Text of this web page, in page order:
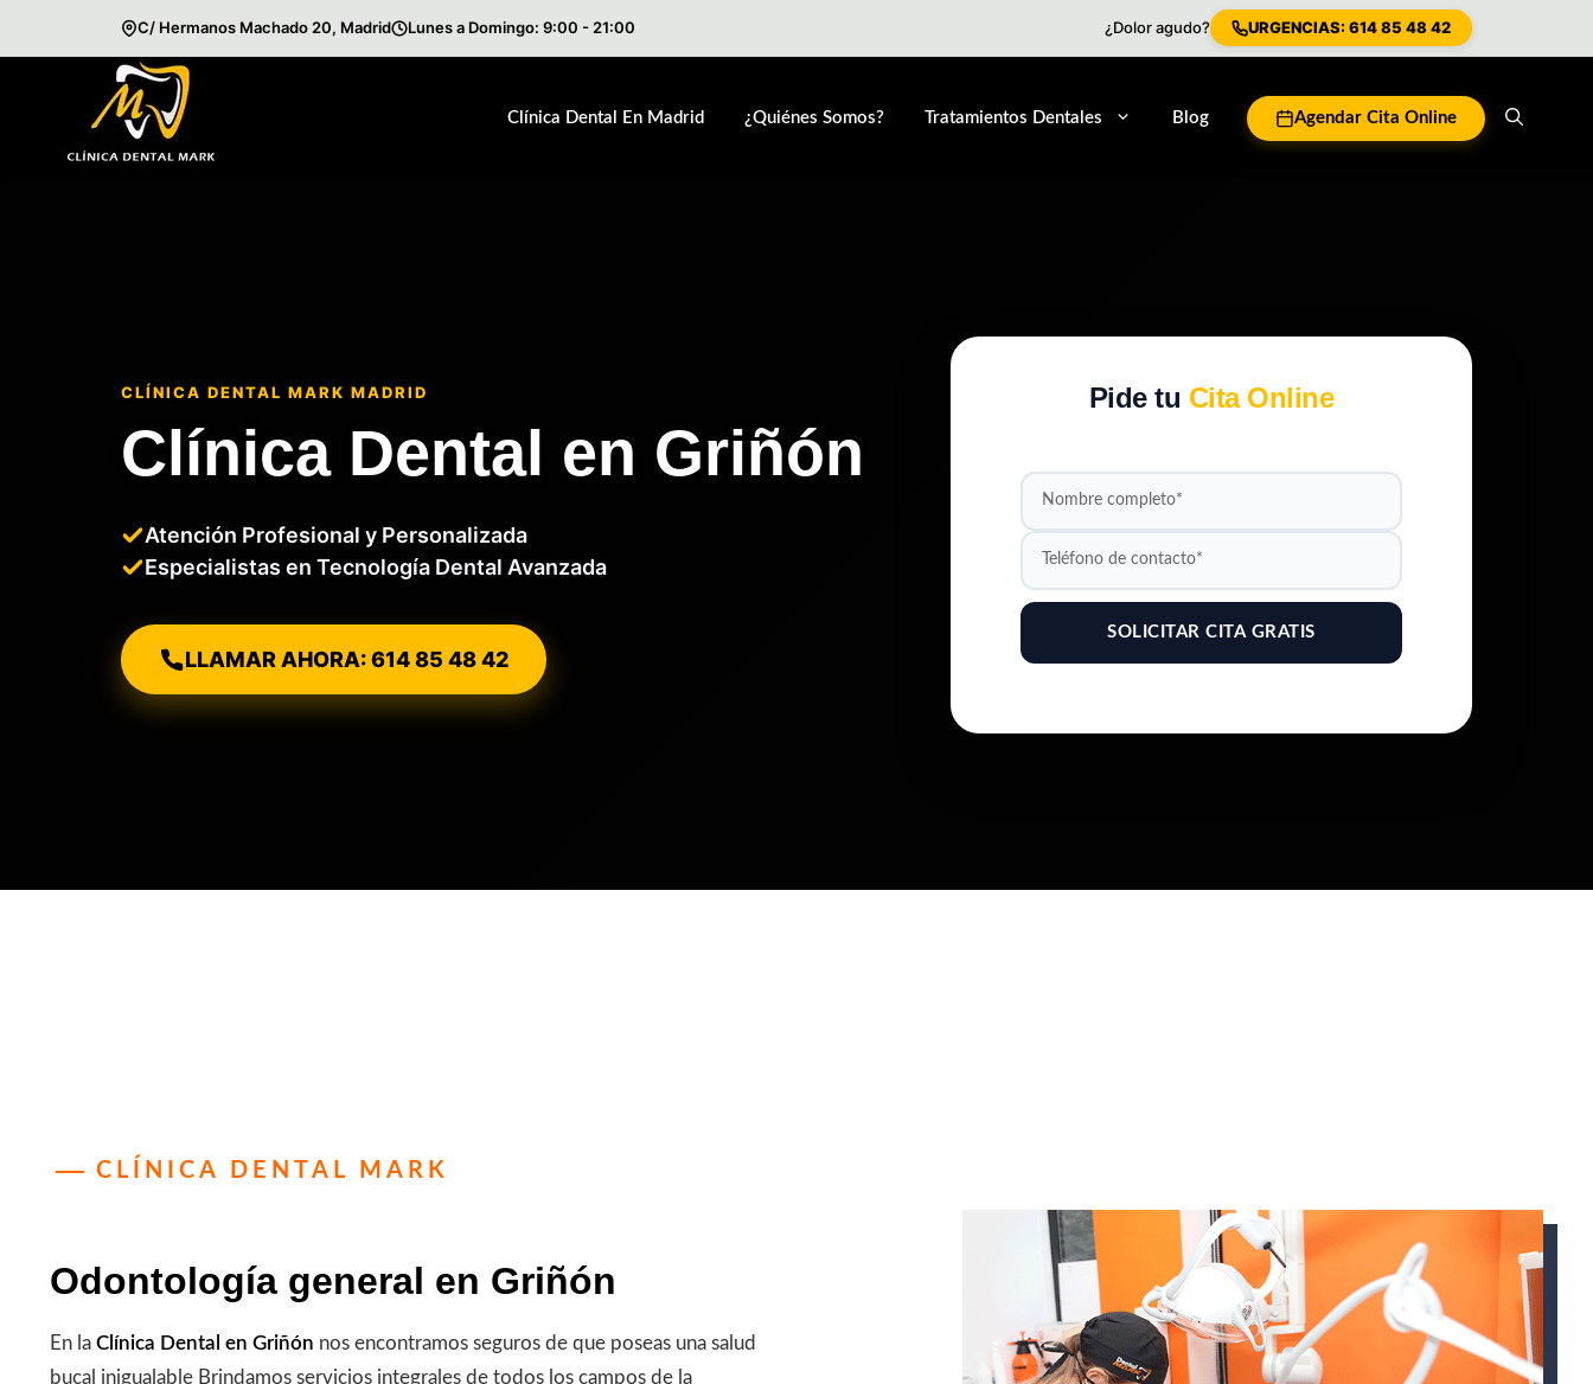
C/ Hermanos Machado 20, Madrid Lunes a Domingo: 9:00 - 21:00 ¿Dolor agudo? URGENCIAS: 614 85 48 42
contenido
Clínica Dental En Madrid ¿Quiénes Somos? Tratamientos Dentales Blog Agendar Cita Online
CLÍNICA DENTAL MARK MADRID
Clínica Dental en Griñón
Atención Profesional y Personalizada
Especialistas en Tecnología Dental Avanzada
LLAMAR AHORA: 614 85 48 42
Pide tu Cita Online
CLÍNICA DENTAL MARK
Odontología general en Griñón
En la Clínica Dental en Griñón nos encontramos seguros de que poseas una salud
bucal inigualable Brindamos servicios integrales de todos los campos de la